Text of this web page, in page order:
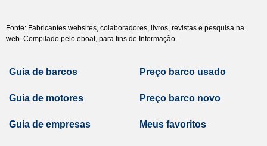
Fonte: Fabricantes websites, colaboradores, livros, revistas e pesquisa na
web. Compilado pelo eboat, para fins de Informação.
Guia de barcos
Guia de motores
Guia de empresas
Preço barco usado
Preço barco novo
Meus favoritos